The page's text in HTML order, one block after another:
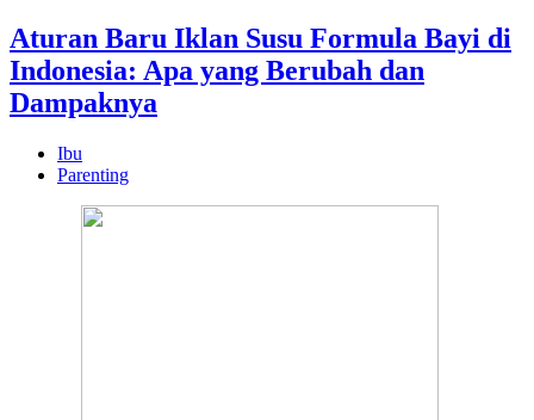
Aturan Baru Iklan Susu Formula Bayi di
Indonesia: Apa yang Berubah dan
Dampaknya
Ibu
Parenting